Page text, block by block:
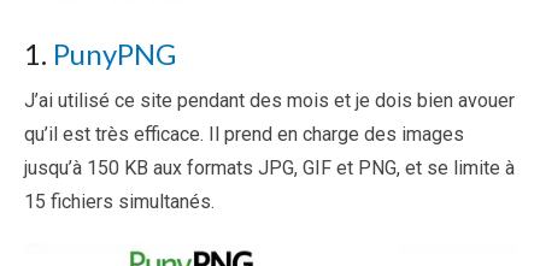
1. PunyPNG
J’ai utilisé ce site pendant des mois et je dois bien avouer
qu’il est très efficace. Il prend en charge des images
jusqu’à 150 KB aux formats JPG, GIF et PNG, et se limite à
15 fichiers simultanés.